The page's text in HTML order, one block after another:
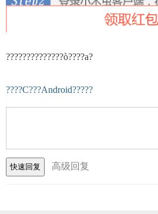
??????????????ò????а?
????С???Android?????
高级回复